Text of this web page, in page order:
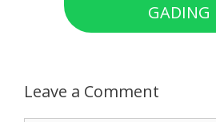
GADING
Leave a Comment